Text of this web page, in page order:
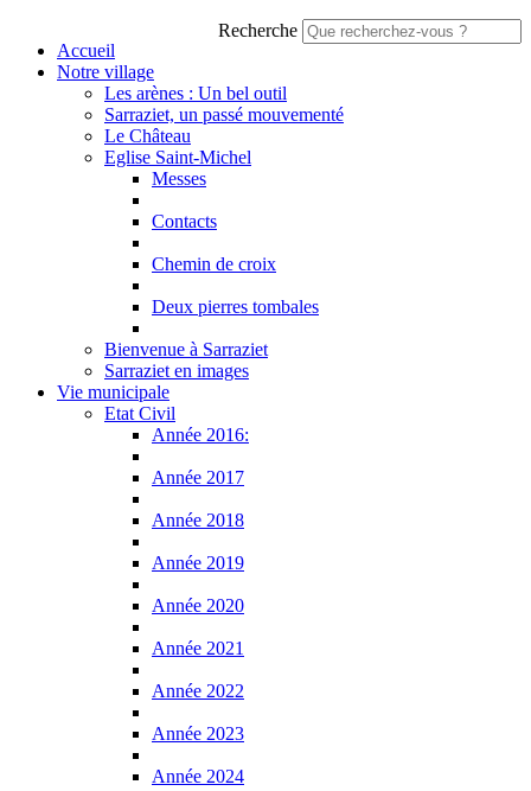
Recherche
Accueil
Notre village
Les arènes : Un bel outil
Sarraziet, un passé mouvementé
Le Château
Eglise Saint-Michel
Messes
Contacts
Chemin de croix
Deux pierres tombales
Bienvenue à Sarraziet
Sarraziet en images
Vie municipale
Etat Civil
Année 2016:
Année 2017
Année 2018
Année 2019
Année 2020
Année 2021
Année 2022
Année 2023
Année 2024